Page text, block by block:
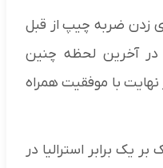
زدن ضربه چیپ از قبل
در آخرین لحظه چنین
با موفقیت همراه
یک برابر استرالیا در